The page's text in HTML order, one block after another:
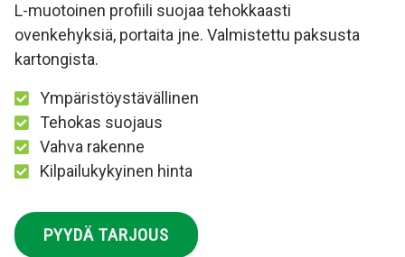
L-muotoinen profiili suojaa tehokkaasti
ovenkehyksiä, portaita jne. Valmistettu paksusta
kartongista.
Ympäristöystävällinen
Tehokas suojaus
Vahva rakenne
Kilpailukykyinen hinta
PYYDÄ TARJOUS